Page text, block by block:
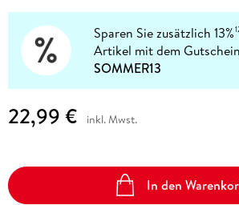
Sparen Sie zusätzlich 13%
Artikel mit dem
SOMMER13
22,99 € inkl. Mwst.
In den